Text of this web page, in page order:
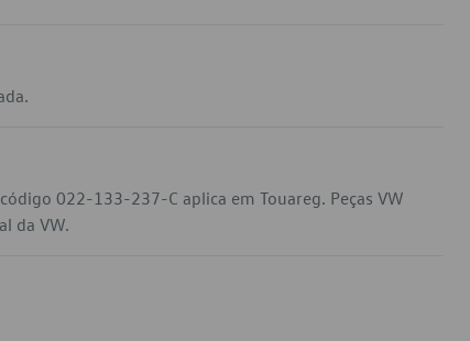
022-133-237-C aplica em Touareg. Peças VW
da VW.